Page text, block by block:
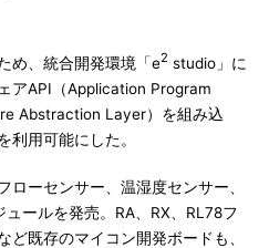
め、統合開発環境「e2 studio」に
アAPI（Application Program
Abstraction Layer）を組み込
利用可能にした。
ーセンサー、温湿度センサー、
ールを発売。RA、RX、RL78フ
ど既存のマイコン開発ボードも、